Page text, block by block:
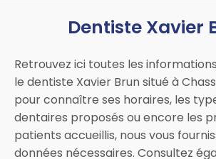
Dentiste Xavier
Retrouvez ici toutes les
le dentiste Xavier Brun situé à
pour connaître ses horaires, les
dentaires proposés ou encore les
patients accueillis, nous vous
données nécessaires. Consultez